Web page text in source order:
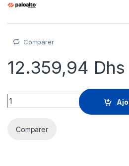
Comparer
12.359,94 Dhs
Palo Alto GlobalProtect - licence
Comparer